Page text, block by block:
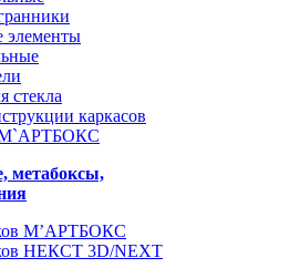
элементы
стекла
каркасов
метабоксы,
М’АРТБОКС
НЕКСТ 3D/NEXT